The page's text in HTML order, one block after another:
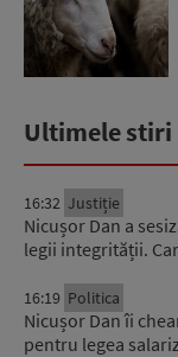
Ultimele stiri
16:32 Justiție
Nicușor Dan a
legii integrității.
16:19 Politica
Nicușor Dan îi
pentru legea